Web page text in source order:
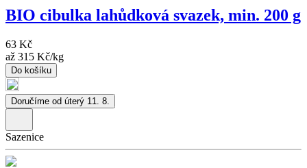
BIO cibulka lahůdková svazek, min. 200 g
63 Kč
až 315 Kč/kg
Do košíku
Doručíme od úterý 11. 8.
Sazenice